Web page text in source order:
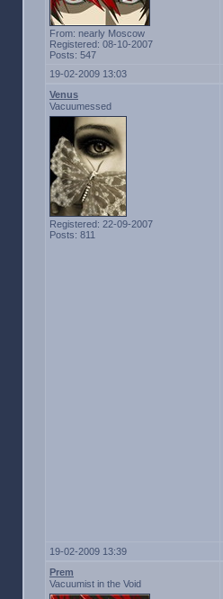
From: nearly Moscow
Registered: 08-10-2007
Posts: 547
19-02-2009 13:03
Venus
Vacuumessed
Registered: 22-09-2007
Posts: 811
19-02-2009 13:39
Prem
Vacuumist in the Void